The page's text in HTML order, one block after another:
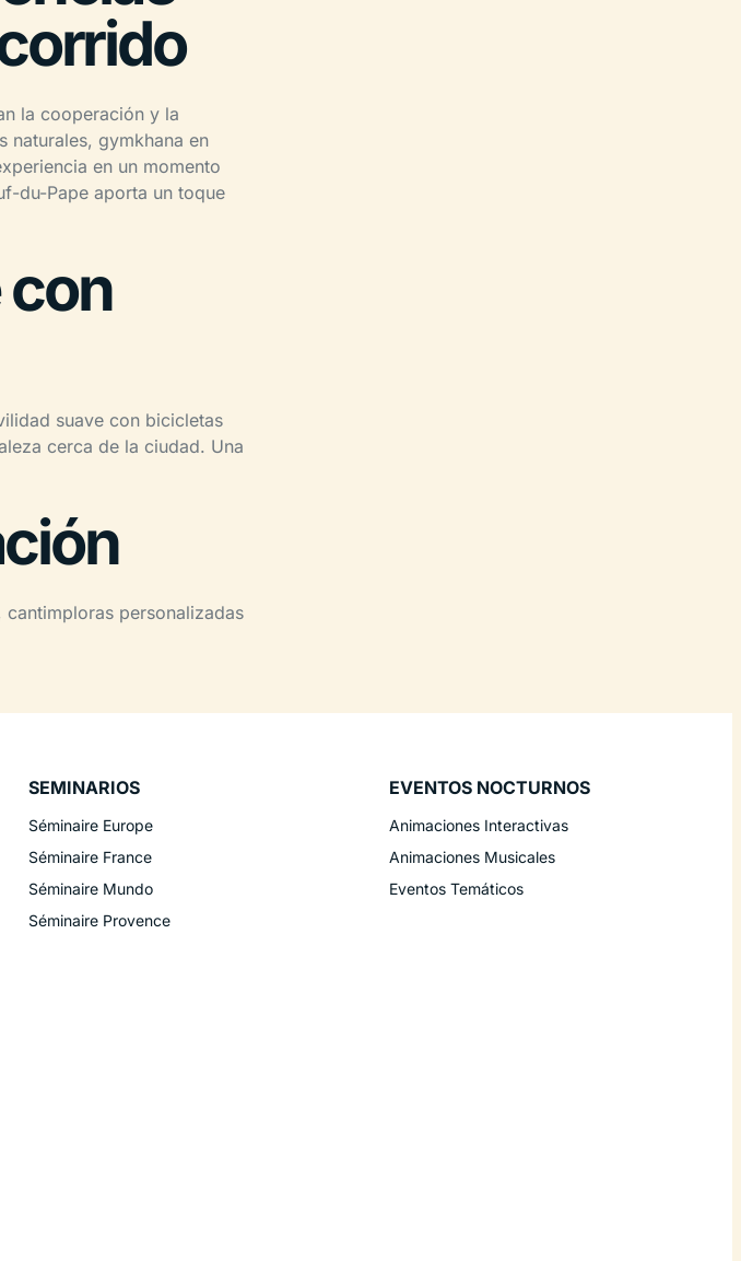
la cooperación y la
naturales, gymkhana en
en un momento
du-Pape aporta un toque
suave con bicicletas
cerca de la ciudad. Una
personalizadas
SEMINARIOS
Séminaire Europe
Séminaire France
Séminaire Mundo
Séminaire Provence
EVENTOS NOCTURNOS
Animaciones Interactivas
Animaciones Musicales
Eventos Temáticos